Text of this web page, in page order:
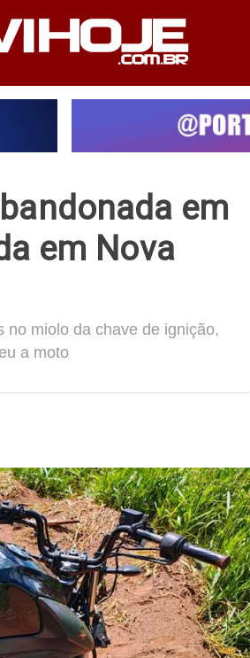
FALE CONOSCO
em
em Nova
no miolo da chave de ignição,
a moto